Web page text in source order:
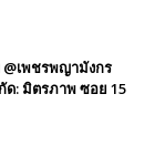
เพชรพญามังกร
: มิตรภาพ ซอย 15